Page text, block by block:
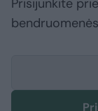
Prisijunkite